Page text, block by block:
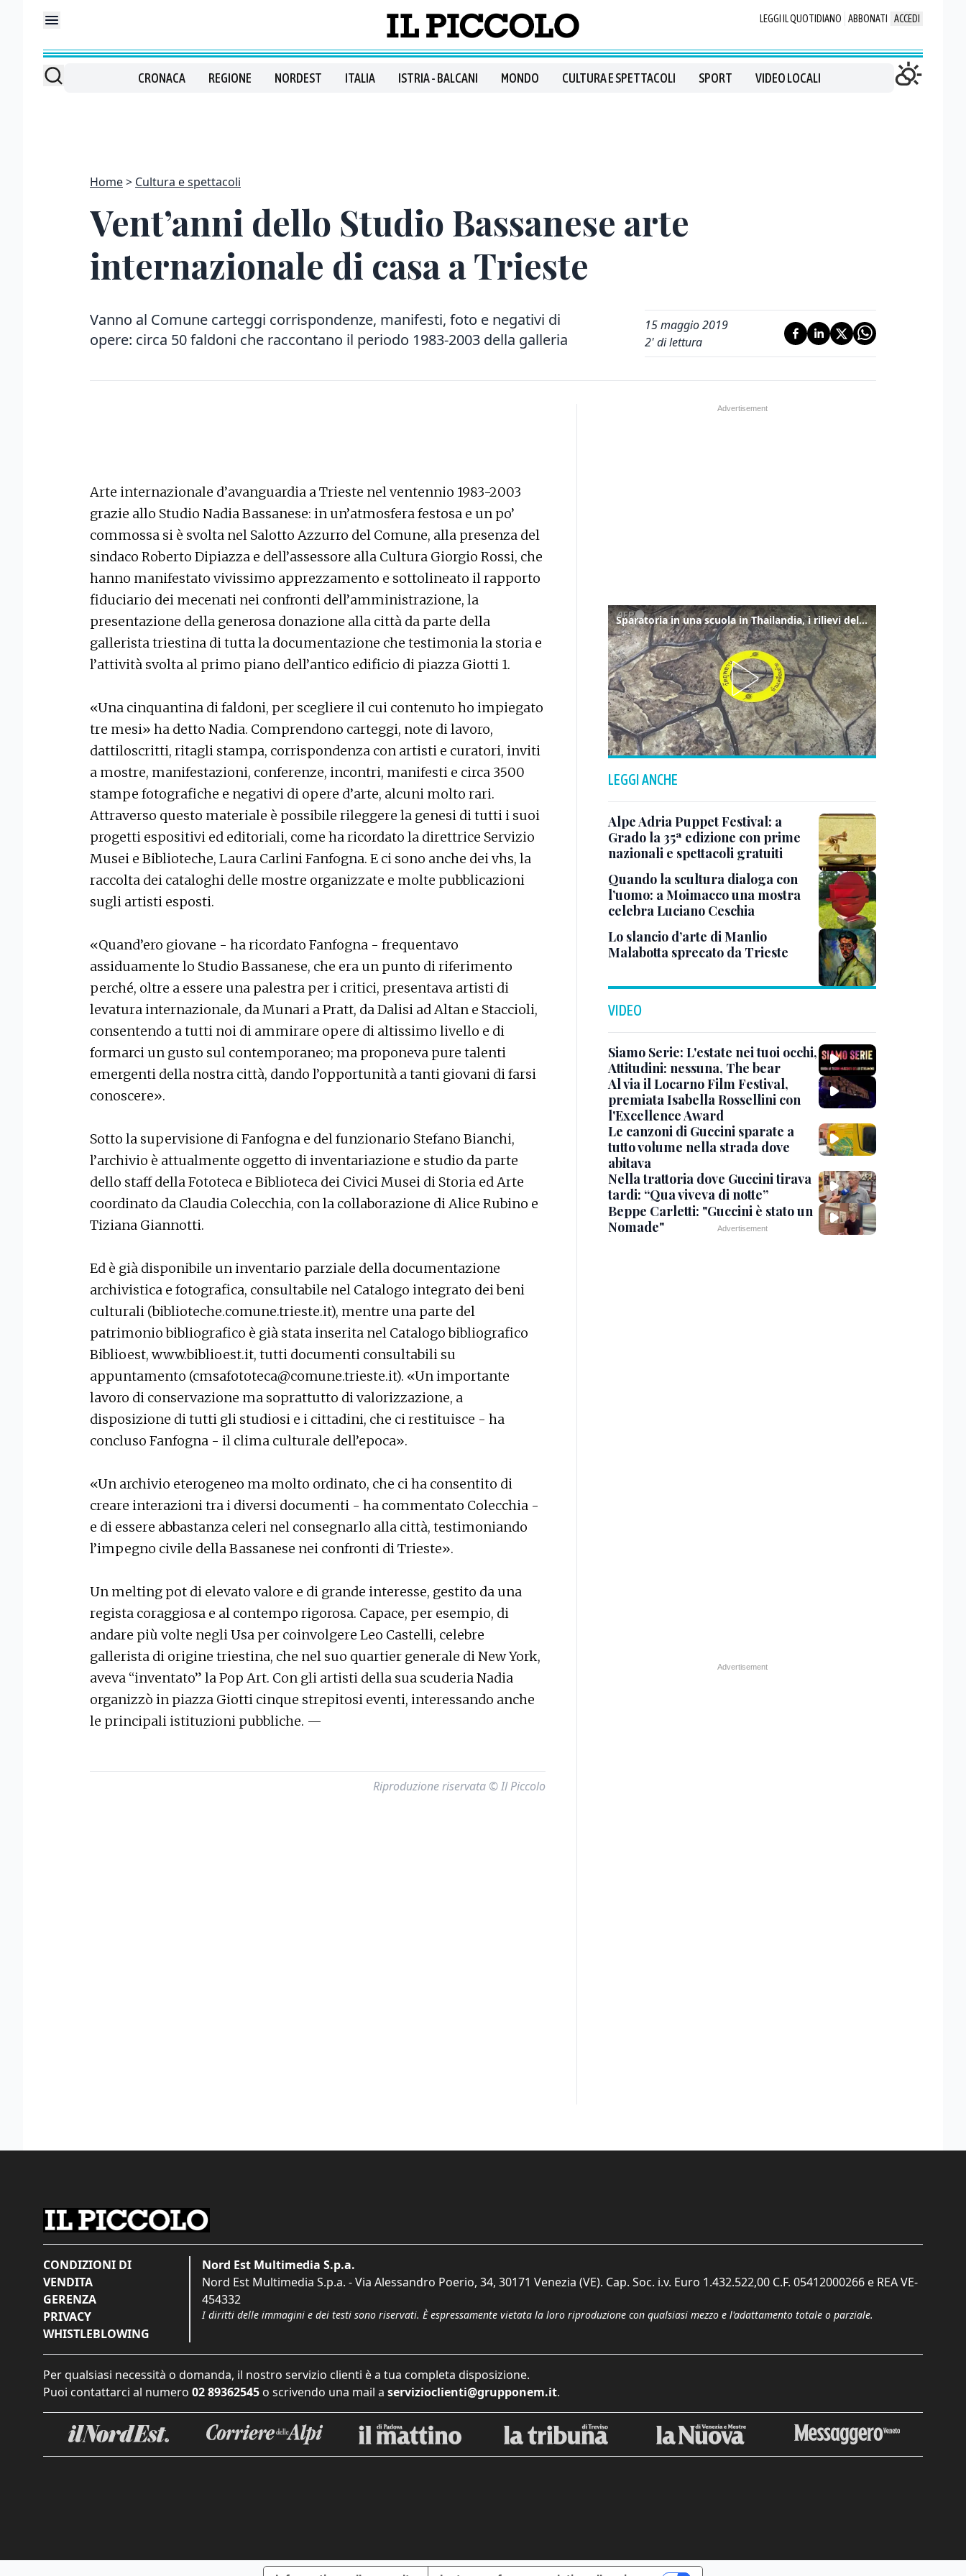
LEGGI IL QUOTIDIANO ABBONATI ACCEDI
CRONACA REGIONE NORDEST ITALIA ISTRIA - BALCANI MONDO CULTURA E SPETTACOLI SPORT VIDEO LOCALI
Home Cultura e spettacoli
Vent’anni dello Studio Bassanese arte
internazionale di casa a Trieste
Vanno al Comune carteggi corrispondenze, manifesti, foto e negativi di
opere: circa 50 faldoni che raccontano il periodo 1983-2003 della galleria
15 maggio 2019
2' di lettura
Arte internazionale d’avanguardia a Trieste nel ventennio 1983-2003
grazie allo Studio Nadia Bassanese: in un’atmosfera festosa e un po’
commossa si è svolta nel Salotto Azzurro del Comune, alla presenza del
sindaco Roberto Dipiazza e dell’assessore alla Cultura Giorgio Rossi, che
hanno manifestato vivissimo apprezzamento e sottolineato il rapporto
fiduciario dei mecenati nei confronti dell’amministrazione, la
presentazione della generosa donazione alla città da parte della
gallerista triestina di tutta la documentazione che testimonia la storia e
l’attività svolta al primo piano dell’antico edificio di piazza Giotti 1.
«Una cinquantina di faldoni, per scegliere il cui contenuto ho impiegato
tre mesi» ha detto Nadia. Comprendono carteggi, note di lavoro,
dattiloscritti, ritagli stampa, corrispondenza con artisti e curatori, inviti
a mostre, manifestazioni, conferenze, incontri, manifesti e circa 3500
stampe fotografiche e negativi di opere d’arte, alcuni molto rari.
Attraverso questo materiale è possibile rileggere la genesi di tutti i suoi
progetti espositivi ed editoriali, come ha ricordato la direttrice Servizio
Musei e Biblioteche, Laura Carlini Fanfogna. E ci sono anche dei vhs, la
raccolta dei cataloghi delle mostre organizzate e molte pubblicazioni
sugli artisti esposti.
«Quand’ero giovane - ha ricordato Fanfogna - frequentavo
assiduamente lo Studio Bassanese, che era un punto di riferimento
perché, oltre a essere una palestra per i critici, presentava artisti di
levatura internazionale, da Munari a Pratt, da Dalisi ad Altan e Staccioli,
consentendo a tutti noi di ammirare opere di altissimo livello e di
formarci un gusto sul contemporaneo; ma proponeva pure talenti
emergenti della nostra città, dando l’opportunità a tanti giovani di farsi
conoscere».
Sotto la supervisione di Fanfogna e del funzionario Stefano Bianchi,
l’archivio è attualmente oggetto di inventariazione e studio da parte
dello staff della Fototeca e Biblioteca dei Civici Musei di Storia ed Arte
coordinato da Claudia Colecchia, con la collaborazione di Alice Rubino e
Tiziana Giannotti.
Ed è già disponibile un inventario parziale della documentazione
archivistica e fotografica, consultabile nel Catalogo integrato dei beni
culturali (biblioteche.comune.trieste.it), mentre una parte del
patrimonio bibliografico è già stata inserita nel Catalogo bibliografico
Biblioest, www.biblioest.it, tutti documenti consultabili su
appuntamento (cmsafototeca@comune.trieste.it). «Un importante
lavoro di conservazione ma soprattutto di valorizzazione, a
disposizione di tutti gli studiosi e i cittadini, che ci restituisce - ha
concluso Fanfogna - il clima culturale dell’epoca».
«Un archivio eterogeneo ma molto ordinato, che ci ha consentito di
creare interazioni tra i diversi documenti - ha commentato Colecchia -
e di essere abbastanza celeri nel consegnarlo alla città, testimoniando
l’impegno civile della Bassanese nei confronti di Trieste».
Un melting pot di elevato valore e di grande interesse, gestito da una
regista coraggiosa e al contempo rigorosa. Capace, per esempio, di
andare più volte negli Usa per coinvolgere Leo Castelli, celebre
gallerista di origine triestina, che nel suo quartier generale di New York,
aveva “inventato” la Pop Art. Con gli artisti della sua scuderia Nadia
organizzò in piazza Giotti cinque strepitosi eventi, interessando anche
le principali istituzioni pubbliche. —
Riproduzione riservata © Il Piccolo
Sparatoria in una scuola in Thailandia, i rilievi della polizia
LEGGI ANCHE
Alpe Adria Puppet Festival: a
Grado la 35ª edizione con prime
nazionali e spettacoli gratuiti
Quando la scultura dialoga con
l’uomo: a Moimacco una mostra
celebra Luciano Ceschia
Lo slancio d’arte di Manlio
Malabotta sprecato da Trieste
VIDEO
Siamo Serie: L'estate nei tuoi occhi,
Attitudini: nessuna, The bear
Al via il Locarno Film Festival,
premiata Isabella Rossellini con
l'Excellence Award
Le canzoni di Guccini sparate a
tutto volume nella strada dove
abitava
Nella trattoria dove Guccini tirava
tardi: “Qua viveva di notte”
Beppe Carletti: "Guccini è stato un
Nomade"
CONDIZIONI DI
VENDITA
GERENZA
PRIVACY
WHISTLEBLOWING
Nord Est Multimedia S.p.a.
Nord Est Multimedia S.p.a. - Via Alessandro Poerio, 34, 30171 Venezia (VE). Cap. Soc. i.v. Euro 1.432.522,00 C.F. 05412000266 e REA VE-
454332
I diritti delle immagini e dei testi sono riservati. È espressamente vietata la loro riproduzione con qualsiasi mezzo e l'adattamento totale o parziale.
Per qualsiasi necessità o domanda, il nostro servizio clienti è a tua completa disposizione.
Puoi contattarci al numero 02 89362545 o scrivendo una mail a servizioclienti@grupponem.it.